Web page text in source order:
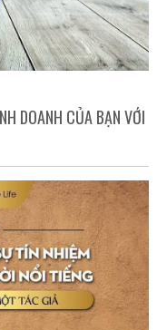
DOANH CỦA BẠN VỚI